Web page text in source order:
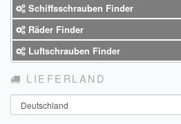
Schiffsschrauben Finder
Räder Finder
Luftschrauben Finder
LIEFERLAND
Land